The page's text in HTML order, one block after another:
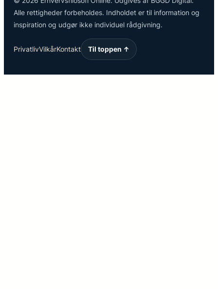
Alle rettigheder forbeholdes. Indholdet er til information og
inspiration og udgør ikke individuel rådgivning.
PrivatlivVilkårKontakt Til toppen ↑